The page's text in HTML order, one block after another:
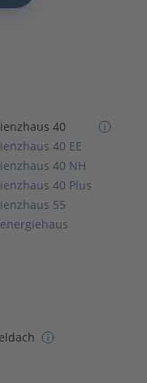
40
40 EE
40 NH
40 Plus
55